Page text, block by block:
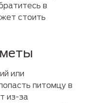
в
стоить
или
питомцу в
из-за